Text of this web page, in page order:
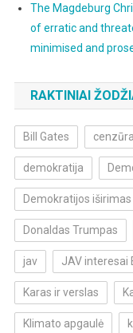
The Magdeburg
of erratic and
minimised and
RAKTINIAI
Bill Gates cenzūra
demokratija
Demokratijos iširimas
Donaldas Trumpas
jav JAV interesai
Karas ir verslas
Klimato apgaulė